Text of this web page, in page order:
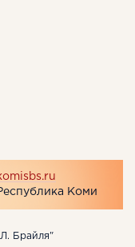
Коми
Брайля"